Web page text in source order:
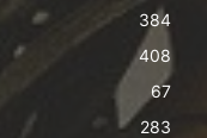
384
408
67
283